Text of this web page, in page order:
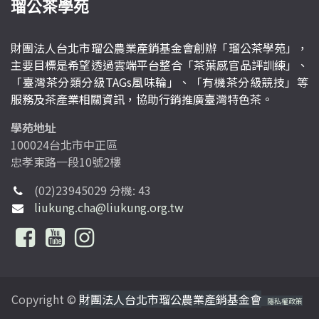
瑠公茶學苑
財團法人台北市瑠公農業產銷基金會創辦「瑠公茶學苑」，
主要目標是希望透過雲端平台整合「茶葉感官品評訓練」、
「臺灣茶分類分級TAGs風味輪」、「有機茶分級競技」等
服務及茶產業相關資訊，協助行銷推廣臺灣特色茶。
學苑地址
100024台北市中正區
忠孝東路一段10號2樓
(02)23945029 分機: 43
liukung.cha@liukung.org.tw
Copyright © 財團法人台北市瑠公農業產銷基金會 隱私權政策